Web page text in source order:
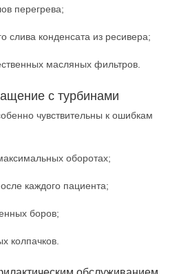
перегрева;
слива конденсата из ресивера;
масляных фильтров.
с турбинами
чувствительны к ошибкам
оборотах;
каждого пациента;
боров;
колпачков.